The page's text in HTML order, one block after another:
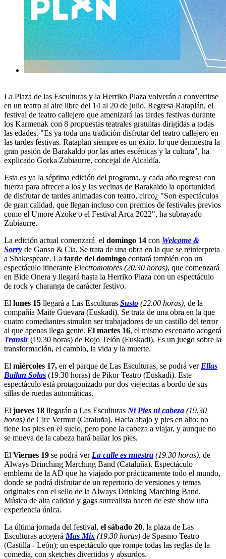
La Plaza de las Esculturas y la Herriko Plaza volverán a convertirse
en un teatro al aire libre del 14 al 20 de julio. Regresa Rataplán, el
festival de teatro callejero que amenizará las tardes festivas durante
los Karmenak con 8 propuestas teatrales gratuitas dirigidas a todas
las edades. "Es ya toda una tradición disfrutar del teatro callejero en
las tardes festivas. Rataplan siempre es un éxito, lo que demuestra la
gran pasión de Barakaldo por las artes escénicas y la cultura", ha
explicado Gorka Zubiaurre, concejal de Alcaldía.
Esta es ya la séptima edición del programa, y cada año regresa con
fuerza para ofrecer a los y las vecinas de Barakaldo la oportunidad
de disfrutar de tardes animadas con teatro, circo¿ "Son espectáculos
de gran calidad, que llegan incluso con premios de festivales previos
como el Umore Azoke o el Festival Arca 2022", ha subrayado
Zubiaurre.
La edición actual comenzará el domingo 14 con Welcome &
Sorry de Ganso & Cia. Se trata de una obra en la que se reinterpreta
a Shakespeare. La tarde del domingo contará también con un
espectáculo itinerante Electromotores (20.30 horas), que comenzará
en Bide Onera y llegará hasta la Herriko Plaza con un espectáculo
de rock y charanga de carácter festivo.
El lunes 15 llegará a Las Esculturas Susto (22.00 horas), de la
compañía Maite Guevara (Euskadi). Se trata de una obra en la que
cuatro comediantes simulan ser trabajadores de un castillo del terror
al que apenas llega gente. El martes 16, el mismo escenario acogerá
Transir(19.30 horas) de Rojo Telón (Euskadi). Es un juego sobre la
transformación, el cambio, la vida y la muerte.
El miércoles 17, en el parque de Las Esculturas, se podrá ver Ellas
Bailan Solas (19.30 horas) de Pikor Teatro (Euskadi). Este
espectáculo está protagonizado por dos viejecitas a bordo de sus
sillas de ruedas automáticas.
El jueves 18 llegarán a Las Esculturas Ni Pies ni cabeza (19.30
horas) de Circ Vermut (Cataluña). Hacia abajo y pies en alto: no
tiene los pies en el suelo, pero pone la cabeza a viajar, y aunque no
se mueva de la cabeza hará bailar los pies.
El Viernes 19 se podrá ver La calle es nuestra (19.30 horas), de
Always Drinching Marching Band (Cataluña). Espectáculo
emblema de la AD que ha viajado por prácticamente todo el mundo,
donde se podrá disfrutar de un repertorio de versiones y temas
originales con el sello de la Always Drinking Marching Band.
Música de alta calidad y gags surrealista hacen de este show una
experiencia única.
La última jornada del festival, el sábado 20, la plaza de Las
Esculturas acogerá Mas Mix (19.30 horas) de Spasmo Teatro
(Castilla - León); un espectáculo que rompe todas las reglas de la
comedia, con sketches divertidos y absurdos.